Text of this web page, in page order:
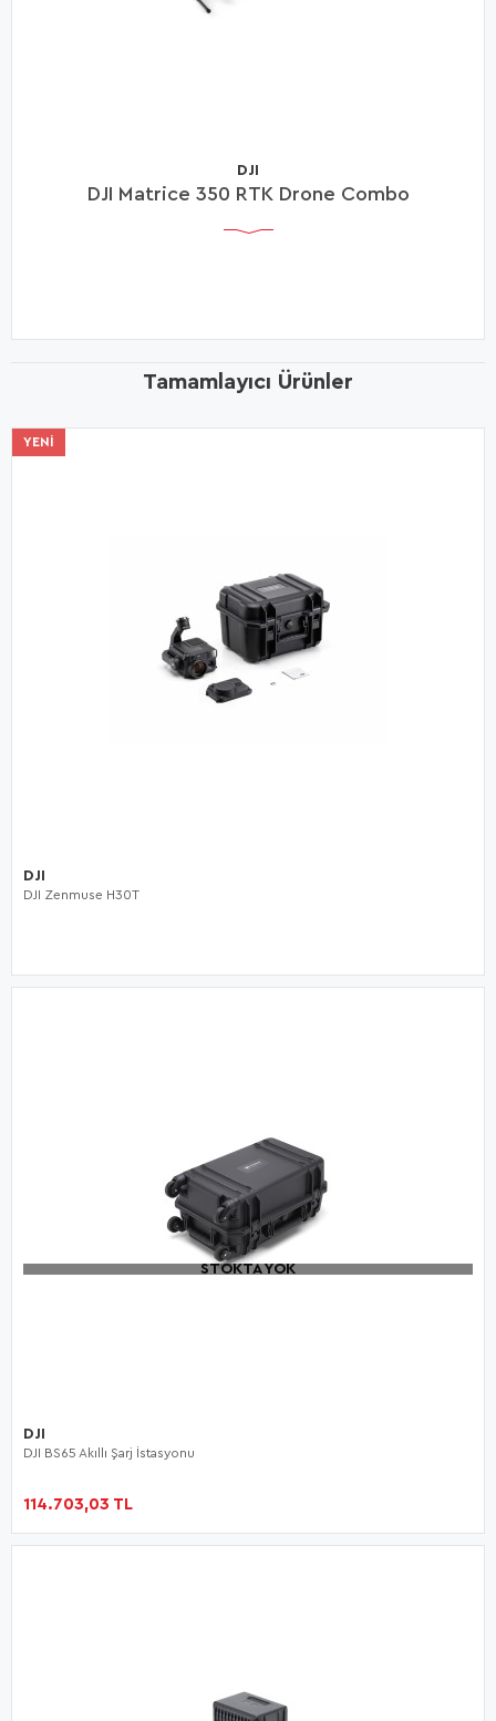
DJI
DJI Matrice 350 RTK Drone Combo
Tamamlayıcı Ürünler
YENI
DJI
DJI Zenmuse H30T
STOKTA YOK
DJI
DJI BS65 Akıllı Şarj İstasyonu
114.703,03 TL